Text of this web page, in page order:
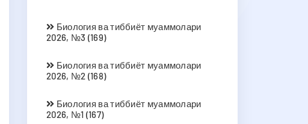
Биология ва тиббиёт муаммолари
2026, №3 (169)
Биология ва тиббиёт муаммолари
2026, №2 (168)
Биология ва тиббиёт муаммолари
2026, №1 (167)